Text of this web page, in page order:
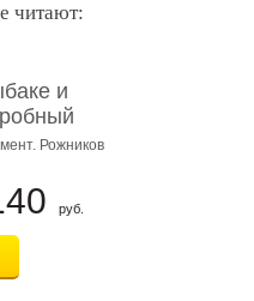
читают:
и
...Рожников
руб.